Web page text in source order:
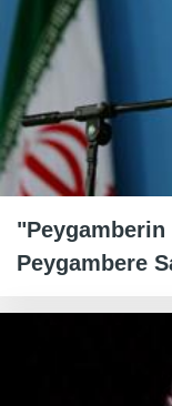
"Peygamberin
Peygambere